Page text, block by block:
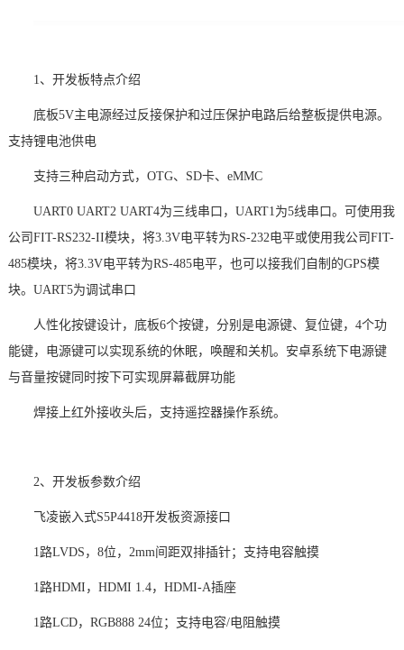
1、开发板特点介绍
底板5V主电源经过反接保护和过压保护电路后给整板提供电源。
支持锂电池供电
支持三种启动方式， OTG、SD卡、eMMC
UART0 UART2 UART4为三线串口，UART1为5线串口。可使用我
公司FIT-RS232-II模块，将3.3V电平转为RS-232电平或使用我公司FIT-
485模块，将3.3V电平转为RS-485电平，也可以接我们自制的GPS模
块。UART5为调试串口
人性化按键设计，底板6个按键，分别是电源键、复位键，4个功
能键，电源键可以实现系统的休眠，唤醒和关机。安卓系统下电源键
与音量按键同时按下可实现屏幕截屏功能
焊接上红外接收头后，支持遥控器操作系统。
2、开发板参数介绍
飞凌嵌入式S5P4418开发板资源接口
1路LVDS，8位，2mm间距双排插针；支持电容触摸
1路HDMI，HDMI 1.4，HDMI-A插座
1路LCD，RGB888 24位；支持电容/电阻触摸